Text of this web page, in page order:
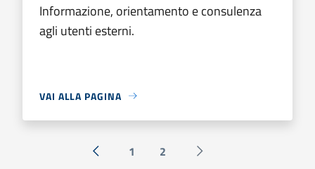
Informazione, orientamento e consulenza
agli utenti esterni.
VAI ALLA PAGINA
« Precedente
1 2
Successiva »